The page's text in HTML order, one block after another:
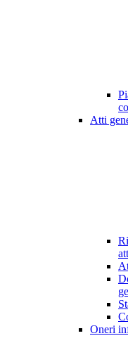
Atti
Oneri